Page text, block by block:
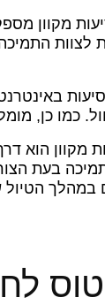
לצוות
כמו כן,
מקוון הוא
בעת
במהלך